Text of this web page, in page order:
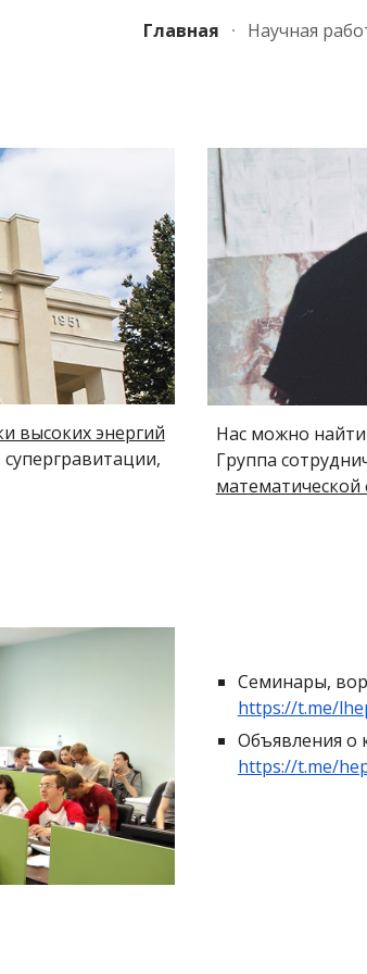
Skip
Главная Научная
высоких энергий
Нас можно
Группа
математической
Семинары,
https://t.me/
Объявления о
https://t.me/